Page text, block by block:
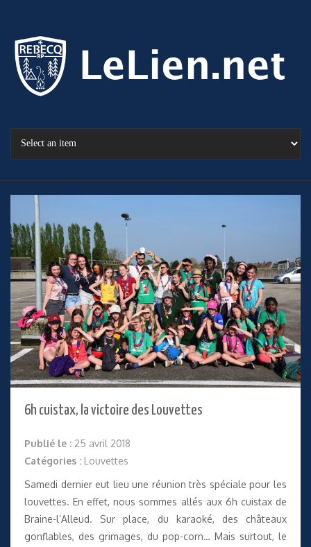
6h cuistax, la victoire des Louvettes
Publié le : 25 avril 2018
Catégories : Louvettes
Samedi dernier eut lieu une réunion très spéciale pour les
louvettes. En effet, nous sommes allés aux 6h cuistax de
Braine-l’Alleud. Sur place, du karaoké, des châteaux
gonflables, des grimages, du pop-corn… Mais surtout, le